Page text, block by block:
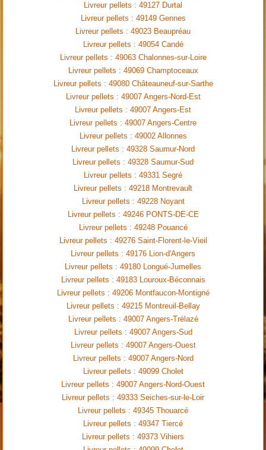
Livreur pellets : 49127 Durtal
Livreur pellets : 49149 Gennes
Livreur pellets : 49023 Beaupréau
Livreur pellets : 49054 Candé
Livreur pellets : 49063 Chalonnes-sur-Loire
Livreur pellets : 49069 Champtoceaux
Livreur pellets : 49080 Châteauneuf-sur-Sarthe
Livreur pellets : 49007 Angers-Nord-Est
Livreur pellets : 49007 Angers-Est
Livreur pellets : 49007 Angers-Centre
Livreur pellets : 49002 Allonnes
Livreur pellets : 49328 Saumur-Nord
Livreur pellets : 49328 Saumur-Sud
Livreur pellets : 49331 Segré
Livreur pellets : 49218 Montrevault
Livreur pellets : 49228 Noyant
Livreur pellets : 49246 PONTS-DE-CE
Livreur pellets : 49248 Pouancé
Livreur pellets : 49276 Saint-Florent-le-Vieil
Livreur pellets : 49176 Lion-d'Angers
Livreur pellets : 49180 Longué-Jumelles
Livreur pellets : 49183 Louroux-Béconnais
Livreur pellets : 49206 Montfaucon-Montigné
Livreur pellets : 49215 Montreuil-Bellay
Livreur pellets : 49007 Angers-Trélazé
Livreur pellets : 49007 Angers-Sud
Livreur pellets : 49007 Angers-Ouest
Livreur pellets : 49007 Angers-Nord
Livreur pellets : 49099 Cholet
Livreur pellets : 49007 Angers-Nord-Ouest
Livreur pellets : 49333 Seiches-sur-le-Loir
Livreur pellets : 49345 Thouarcé
Livreur pellets : 49347 Tiercé
Livreur pellets : 49373 Vihiers